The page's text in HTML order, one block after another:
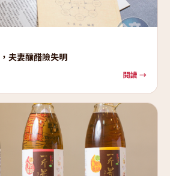
夫妻釀醋險失明
閱讀 →